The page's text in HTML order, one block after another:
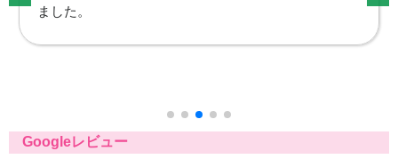
ました。
Googleレビュー